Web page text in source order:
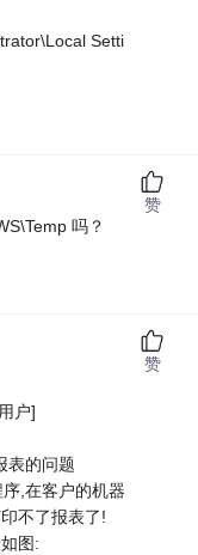
Setti
吗？
赞
户]
表的问题
,在客户的机器
不了报表了!
图:
赞